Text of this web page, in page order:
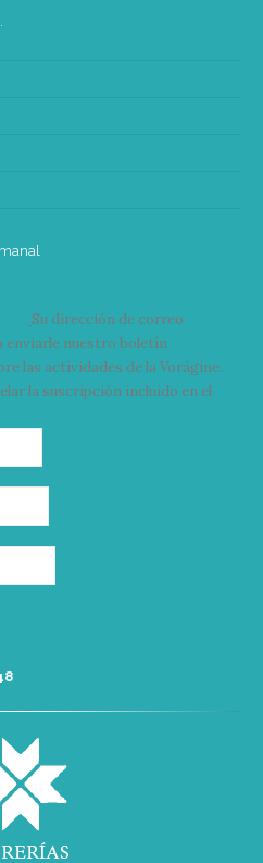
Su dirección de correo
enviarle nuestro boletín
las actividades de la Vorágine.
la suscripción incluido en el